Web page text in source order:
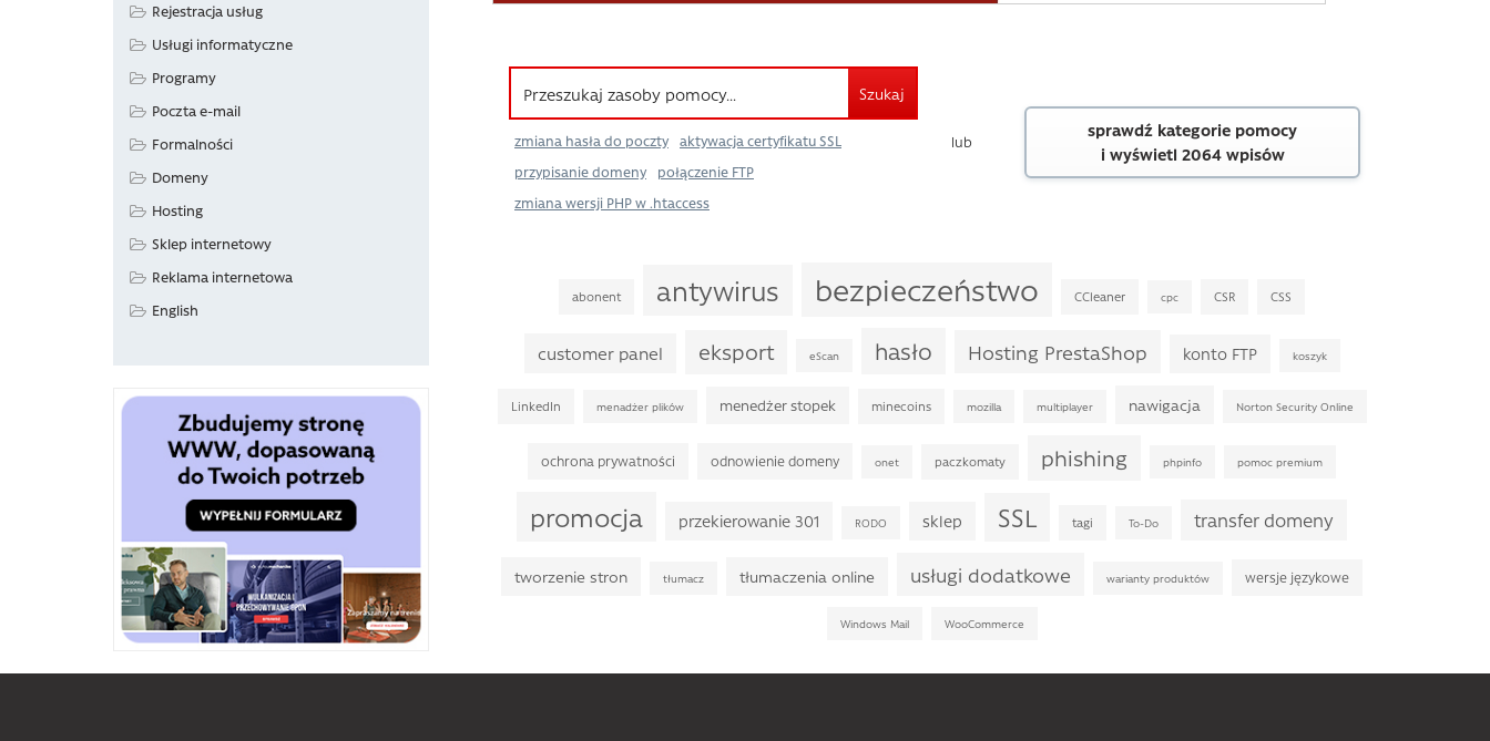
Rejestracja usług
Usługi informatyczne
Programy
Poczta e-mail
Formalności
Domeny
Hosting
Sklep internetowy
Reklama internetowa
English
Szukaj
zmiana hasła do poczty
aktywacja certyfikatu SSL
przypisanie domeny
połączenie FTP
zmiana wersji PHP w .htaccess
lub
sprawdź kategorie pomocy
i wyświetl 2064 wpisów
abonent antywirus bezpieczeństwo CCleaner cpc CSR CSS
customer panel eksport eScan hasło Hosting PrestaShop konto FTP koszyk
LinkedIn menadżer plików menedżer stopek minecoins mozilla multiplayer nawigacja Norton Security Online
ochrona prywatności odnowienie domeny onet paczkomaty phishing phpinfo pomoc premium
promocja przekierowanie 301 RODO sklep SSL tagi To-Do transfer domeny
tworzenie stron tłumacz tłumaczenia online usługi dodatkowe warianty produktów wersje językowe
Windows Mail WooCommerce